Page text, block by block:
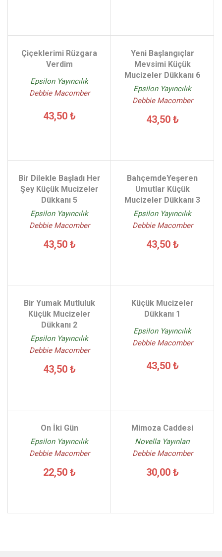
Çiçeklerimi Rüzgara
Verdim
Epsilon Yayıncılık
Debbie Macomber
43,50 ₺
Yeni Başlangıçlar
Mevsimi Küçük
Mucizeler Dükkanı 6
Epsilon Yayıncılık
Debbie Macomber
43,50 ₺
Bir Dilekle Başladı Her
Şey Küçük Mucizeler
Dükkanı 5
Epsilon Yayıncılık
Debbie Macomber
43,50 ₺
BahçemdeYeşeren
Umutlar Küçük
Mucizeler Dükkanı 3
Epsilon Yayıncılık
Debbie Macomber
43,50 ₺
Bir Yumak Mutluluk
Küçük Mucizeler
Dükkanı 2
Epsilon Yayıncılık
Debbie Macomber
43,50 ₺
Küçük Mucizeler
Dükkanı 1
Epsilon Yayıncılık
Debbie Macomber
43,50 ₺
On İki Gün
Epsilon Yayıncılık
Debbie Macomber
22,50 ₺
Mimoza Caddesi
Novella Yayınları
Debbie Macomber
30,00 ₺